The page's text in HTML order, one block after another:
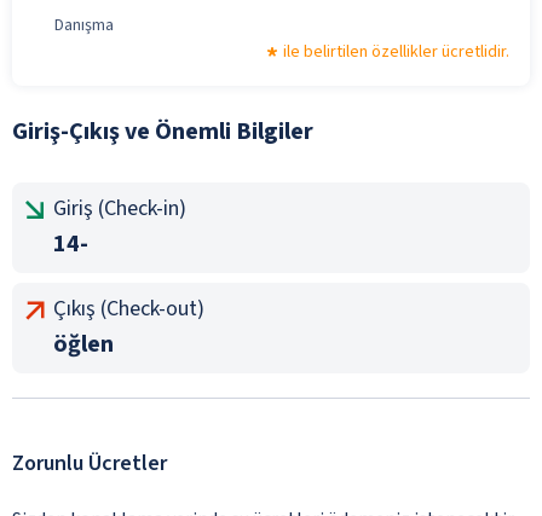
Danışma
ile belirtilen özellikler ücretlidir.
Giriş-Çıkış ve Önemli Bilgiler
Giriş (Check-in)
14-
Çıkış (Check-out)
öğlen
Zorunlu Ücretler